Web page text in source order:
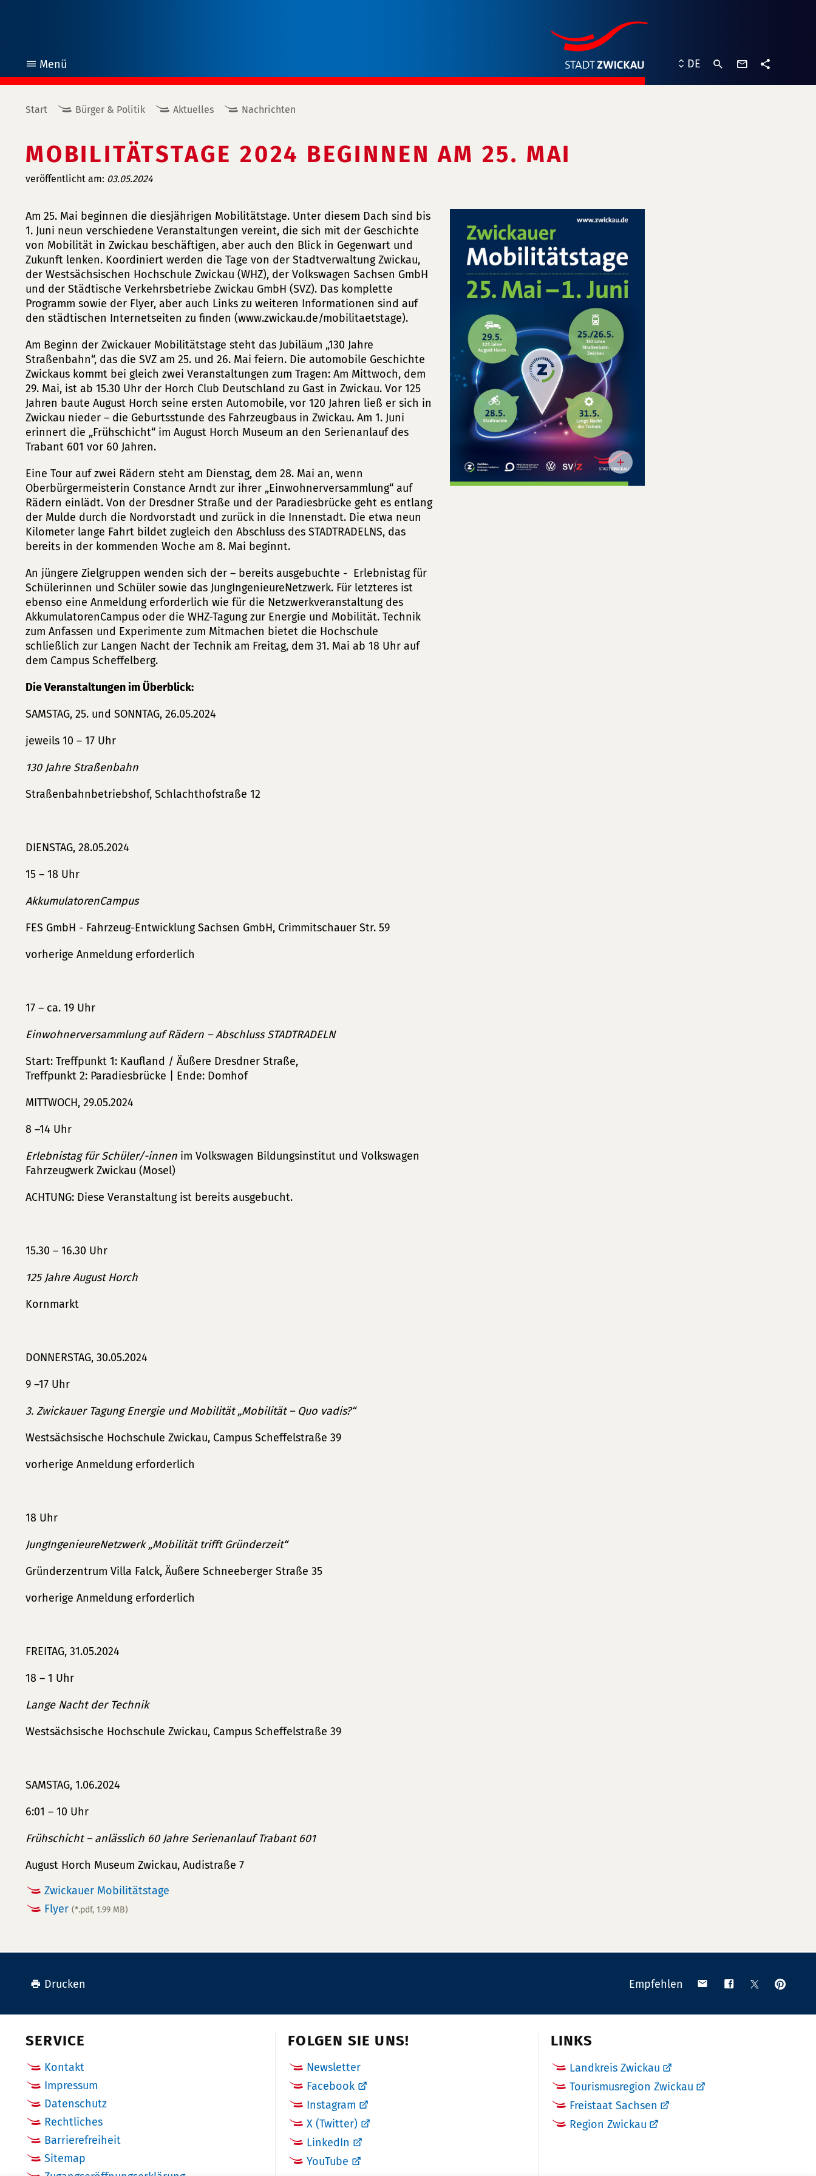
Menü
öffnen
DE
Start Bürger & Politik Aktuelles Nachrichten
MOBILITÄTSTAGE 2024 BEGINNEN AM 25. MAI
veröffentlicht am: 03.05.2024
Am 25. Mai beginnen die diesjährigen Mobilitätstage. Unter diesem Dach sind bis
1. Juni neun verschiedene Veranstaltungen vereint, die sich mit der Geschichte
von Mobilität in Zwickau beschäftigen, aber auch den Blick in Gegenwart und
Zukunft lenken. Koordiniert werden die Tage von der Stadtverwaltung Zwickau,
der Westsächsischen Hochschule Zwickau (WHZ), der Volkswagen Sachsen GmbH
und der Städtische Verkehrsbetriebe Zwickau GmbH (SVZ). Das komplette
Programm sowie der Flyer, aber auch Links zu weiteren Informationen sind auf
den städtischen Internetseiten zu finden (www.zwickau.de/mobilitaetstage).
Am Beginn der Zwickauer Mobilitätstage steht das Jubiläum „130 Jahre
Straßenbahn“, das die SVZ am 25. und 26. Mai feiern. Die automobile Geschichte
Zwickaus kommt bei gleich zwei Veranstaltungen zum Tragen: Am Mittwoch, dem
29. Mai, ist ab 15.30 Uhr der Horch Club Deutschland zu Gast in Zwickau. Vor 125
Jahren baute August Horch seine ersten Automobile, vor 120 Jahren ließ er sich in
Zwickau nieder – die Geburtsstunde des Fahrzeugbaus in Zwickau. Am 1. Juni
erinnert die „Frühschicht“ im August Horch Museum an den Serienanlauf des
Trabant 601 vor 60 Jahren.
Eine Tour auf zwei Rädern steht am Dienstag, dem 28. Mai an, wenn
Oberbürgermeisterin Constance Arndt zur ihrer „Einwohnerversammlung“ auf
Rädern einlädt. Von der Dresdner Straße und der Paradiesbrücke geht es entlang
der Mulde durch die Nordvorstadt und zurück in die Innenstadt. Die etwa neun
Kilometer lange Fahrt bildet zugleich den Abschluss des STADTRADELNS, das
bereits in der kommenden Woche am 8. Mai beginnt.
An jüngere Zielgruppen wenden sich der – bereits ausgebuchte - Erlebnistag für
Schülerinnen und Schüler sowie das JungIngenieureNetzwerk. Für letzteres ist
ebenso eine Anmeldung erforderlich wie für die Netzwerkveranstaltung des
AkkumulatorenCampus oder die WHZ-Tagung zur Energie und Mobilität. Technik
zum Anfassen und Experimente zum Mitmachen bietet die Hochschule
schließlich zur Langen Nacht der Technik am Freitag, dem 31. Mai ab 18 Uhr auf
dem Campus Scheffelberg.
Die Veranstaltungen im Überblick:
SAMSTAG, 25. und SONNTAG, 26.05.2024
jeweils 10 – 17 Uhr
130 Jahre Straßenbahn
Straßenbahnbetriebshof, Schlachthofstraße 12
DIENSTAG, 28.05.2024
15 – 18 Uhr
AkkumulatorenCampus
FES GmbH - Fahrzeug-Entwicklung Sachsen GmbH, Crimmitschauer Str. 59
vorherige Anmeldung erforderlich
17 – ca. 19 Uhr
Einwohnerversammlung auf Rädern – Abschluss STADTRADELN
Start: Treffpunkt 1: Kaufland / Äußere Dresdner Straße,
Treffpunkt 2: Paradiesbrücke | Ende: Domhof
MITTWOCH, 29.05.2024
8 –14 Uhr
Erlebnistag für Schüler/-innen im Volkswagen Bildungsinstitut und Volkswagen
Fahrzeugwerk Zwickau (Mosel)
ACHTUNG: Diese Veranstaltung ist bereits ausgebucht.
15.30 – 16.30 Uhr
125 Jahre August Horch
Kornmarkt
DONNERSTAG, 30.05.2024
9 –17 Uhr
3. Zwickauer Tagung Energie und Mobilität „Mobilität – Quo vadis?“
Westsächsische Hochschule Zwickau, Campus Scheffelstraße 39
vorherige Anmeldung erforderlich
18 Uhr
JungIngenieureNetzwerk „Mobilität trifft Gründerzeit“
Gründerzentrum Villa Falck, Äußere Schneeberger Straße 35
vorherige Anmeldung erforderlich
FREITAG, 31.05.2024
18 – 1 Uhr
Lange Nacht der Technik
Westsächsische Hochschule Zwickau, Campus Scheffelstraße 39
SAMSTAG, 1.06.2024
6:01 – 10 Uhr
Frühschicht – anlässlich 60 Jahre Serienanlauf Trabant 601
August Horch Museum Zwickau, Audistraße 7
Zwickauer Mobilitätstage
Flyer (*.pdf, 1.99 MB)
Drucken Empfehlen
Teilen Teilen Teilen
SERVICE
Kontakt
Impressum
Datenschutz
Rechtliches
Barrierefreiheit
Sitemap
FOLGEN SIE UNS!
Newsletter
Facebook
Instagram
X (Twitter)
LinkedIn
YouTube
LINKS
Landkreis Zwickau
Tourismusregion Zwickau
Freistaat Sachsen
Region Zwickau